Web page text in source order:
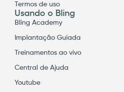
Termos de uso
Usando o Bling
Bling Academy
Implantação Guiada
Treinamentos ao vivo
Central de Ajuda
Youtube